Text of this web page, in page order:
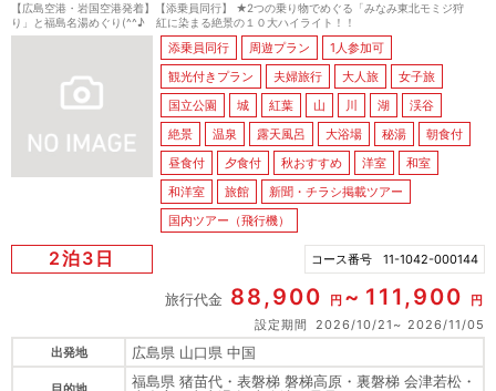
【広島空港・岩国空港発着】【添乗員同行】 ★2つの乗り物でめぐる「みなみ東北モミジ狩
り」と福島名湯めぐり(^^♪ 紅に染まる絶景の１０大ハイライト！！
添乗員同行 周遊プラン
1人参加可
観光付きプラン
夫婦旅行 大人旅
女子旅
国立公園
城 紅葉 山 川 湖
渓谷
絶景
温泉 露天風呂 大浴場 秘湯
朝食付
昼食付
夕食付 秋おすすめ 洋室
和室
和洋室
旅館
新聞・チラシ掲載ツアー
国内ツアー（飛行機）
2泊3日 コース番号 11-1042-000144
旅行代金 88,900 円 111,900
円
設定期間
2026/10/21
2026/11/05
出発地
広島県 山口県 中国
福島県 猪苗代・表磐梯 磐梯高原・裏磐梯 会津若松・